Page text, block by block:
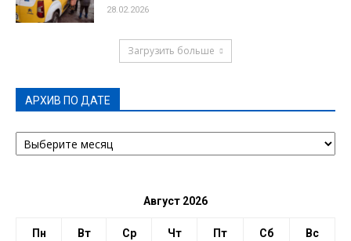
28.02.2026
Загрузить больше
АРХИВ ПО ДАТЕ
АРХИВ
ПО
Август 2026
Пн Вт Ср Чт Пт Сб Вс